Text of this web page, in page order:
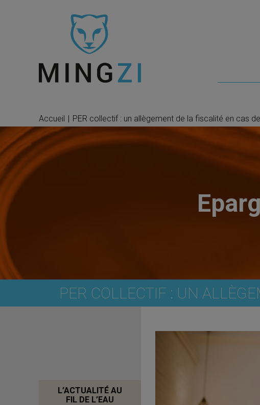
Accueil | PER collectif : un allègement de la fiscalité en cas
PER COLLECTIF : UN
L’ACTUALITÉ AU
FIL DE L’EAU